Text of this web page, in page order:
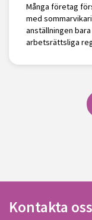
Många företag
med
anställningen
arbetsrättsliga
Kontakta oss